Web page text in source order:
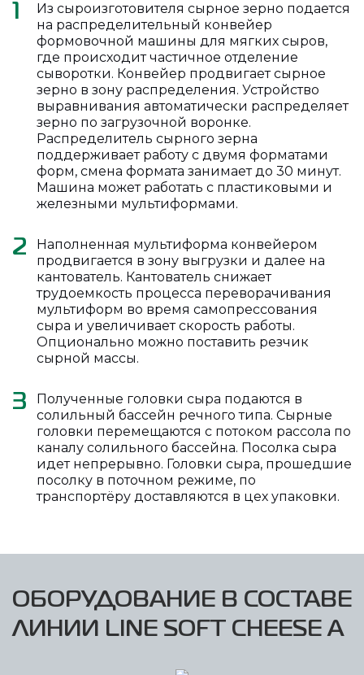
Из сыроизготовителя сырное зерно подается
на распределительный конвейер
формовочной машины для мягких сыров,
где происходит частичное отделение
сыворотки. Конвейер продвигает сырное
зерно в зону распределения. Устройство
выравнивания автоматически распределяет
зерно по загрузочной воронке.
Распределитель сырного зерна
поддерживает работу с двумя форматами
форм, смена формата занимает до 30 минут.
Машина может работать с пластиковыми и
железными мультиформами.
2
Наполненная мультиформа конвейером
продвигается в зону выгрузки и далее на
кантователь. Кантователь снижает
трудоемкость процесса переворачивания
мультиформ во время самопрессования
сыра и увеличивает скорость работы.
Опционально можно поставить резчик
сырной массы.
3
Полученные головки сыра подаются в
солильный бассейн речного типа. Сырные
головки перемещаются с потоком рассола по
каналу солильного бассейна. Посолка сыра
идет непрерывно. Головки сыра, прошедшие
посолку в поточном режиме, по
транспортёру доставляются в цех упаковки.
ОБОРУДОВАНИЕ В СОСТАВЕ
ЛИНИИ LINE SOFT CHEESE A